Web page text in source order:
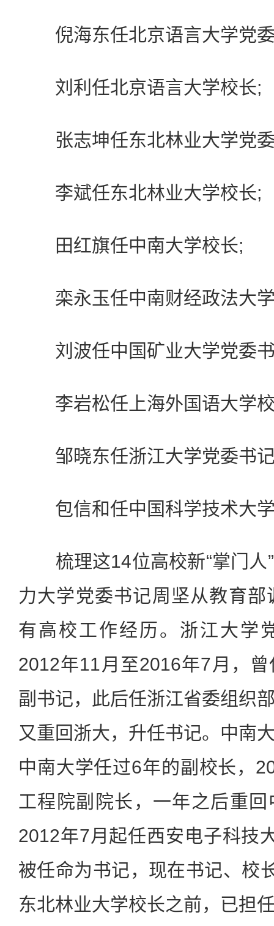
倪海东任北京语言大学党
刘利任北京语言大学校长;
张志坤任东北林业大学党
李斌任东北林业大学校长;
田红旗任中南大学校长;
栾永玉任中南财经政法大学
刘波任中国矿业大学党委
李岩松任上海外国语大学
邹晓东任浙江大学党委书
包信和任中国科学技术大
梳理这14位高校新“掌门人”
力大学党委书记周坚从教育
有高校工作经历。浙江大学
2012年11月至2016年7月，
副书记，此后任浙江省委组织
又重回浙大，升任书记。中南
中南大学任过6年的副校长，
工程院副院长，一年之后重
2012年7月起任西安电子科技
被任命为书记，现在书记、校
东北林业大学校长之前，已担